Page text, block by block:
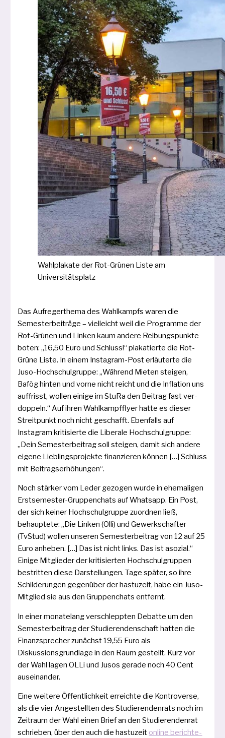
Wahlplakate der Rot-Grünen Liste am
Universitätsplatz
Das Aufregerthema des Wahlkampfs waren die
Semesterbeiträge – viel­leicht weil die Programme der
Rot-Grünen und Linken kaum ande­re Reibungspunkte
boten: „16,50 Euro und Schluss!“ pla­ka­tier­te die Rot-
Grüne Liste. In einem Instagram-Post erläu­ter­te die
Juso-Hochschulgruppe: „Während Mieten stei­gen,
Bafög hin­ten und vor­ne nicht reicht und die Inflation uns
auf­frisst, wol­len eini­ge im StuRa den Beitrag fast ver­
dop­peln.“ Auf ihren Wahlkampfflyer hat­te es die­ser
Streitpunkt noch nicht geschafft. Ebenfalls auf
Instagram kri­ti­sier­te die Liberale Hochschulgruppe:
„Dein Semesterbeitrag soll stei­gen, damit sich ande­re
eige­ne Lieblingsprojekte finan­zie­ren kön­nen […] Schluss
mit Beitragserhöhungen“.
Noch stär­ker vom Leder gezo­gen wur­de in ehe­ma­li­gen
Erstsemester-Gruppenchats auf Whatsapp. Ein Post,
der sich kei­ner Hochschulgruppe zuord­nen ließ,
behaup­te­te: „Die Linken (Olli) und Gewerkschafter
(TvStud) wol­len unse­ren Semesterbeitrag von 12 auf 25
Euro anhe­ben. […] Das ist nicht links. Das ist aso­zi­al.“
Einige Mitglieder der kri­ti­sier­ten Hochschulgruppen
bestrit­ten die­se Darstellungen. Tage spä­ter, so ihre
Schilderungen gegen­über der has­tu­zeit, habe ein Juso-
Mitglied sie aus den Gruppenchats entfernt.
In einer mona­te­lang ver­schlepp­ten Debatte um den
Semesterbeitrag der Studierendenschaft hat­ten die
Finanzsprecher zunächst 19,55 Eu­ro als
Diskussionsgrundlage in den Raum gestellt. Kurz vor
der Wahl lagen OLLi und Jusos gera­de noch 40 Cent
auseinander.
Eine wei­te­re Öffentlichkeit erreich­te die Kontroverse,
als die vier Angestellten des Studierendenrats noch im
Zeitraum der Wahl einen Brief an den Studierendenrat
schrie­ben, über den auch die has­tu­zeit online berich­te­